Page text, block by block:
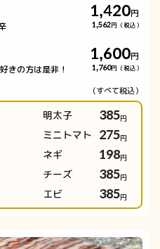
1,420円
1,562円（税込）
きの方は是非！
1,600円
1,760円（税込）
明太子 385円
ミニトマト 275円
ネギ 198円
チーズ 385円
エビ 385円